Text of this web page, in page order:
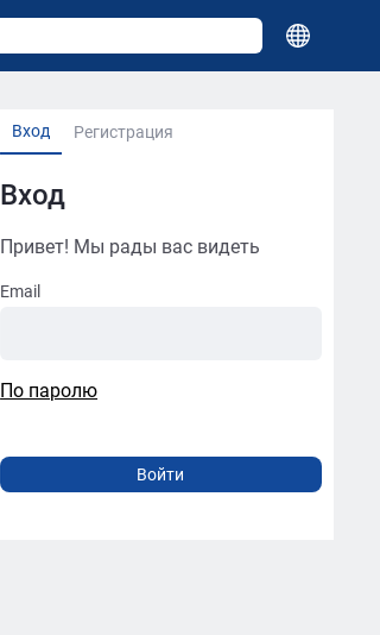
Вход Регистрация
Вход
Привет! Мы рады вас видеть
Email
По паролю